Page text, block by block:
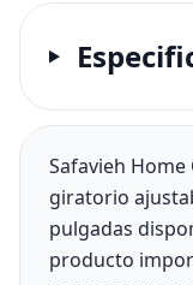
Safavieh
giratorio
pulgadas
producto